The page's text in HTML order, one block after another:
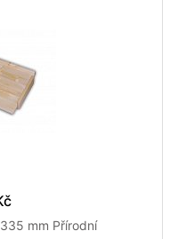
mm Přírodní